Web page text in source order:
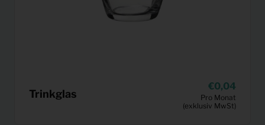
Trinkglas
0,04
Pro Monat
(exklusiv MwSt)